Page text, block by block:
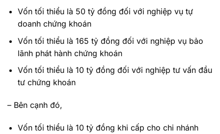
Vốn tối thiểu là 50 tỷ đồng đối với nghiệp vụ tự
doanh chứng khoán
Vốn tối thiểu là 165 tỷ đồng đối với nghiệp vụ bảo
lãnh phát hành chứng khoán
Vốn tối thiểu là 10 tỷ đồng đối với nghiệp tư vấn đầu
tư chứng khoán
– Bên cạnh đó,
Vốn tối thiểu là 10 tỷ đồng khi cấp cho chi nhánh